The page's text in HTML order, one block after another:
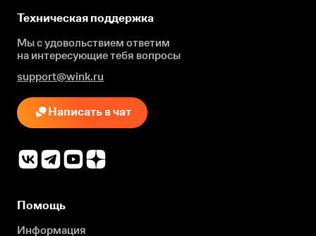
Техническая поддержка
Мы с удовольствием ответим
на интересующиетебя вопросы
support@wink.ru
Написать в чат
Помощь
Информация